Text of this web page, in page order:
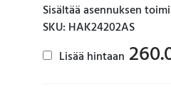
Sisältää asennuksen
SKU: HAK24202AS
Lisää hintaan